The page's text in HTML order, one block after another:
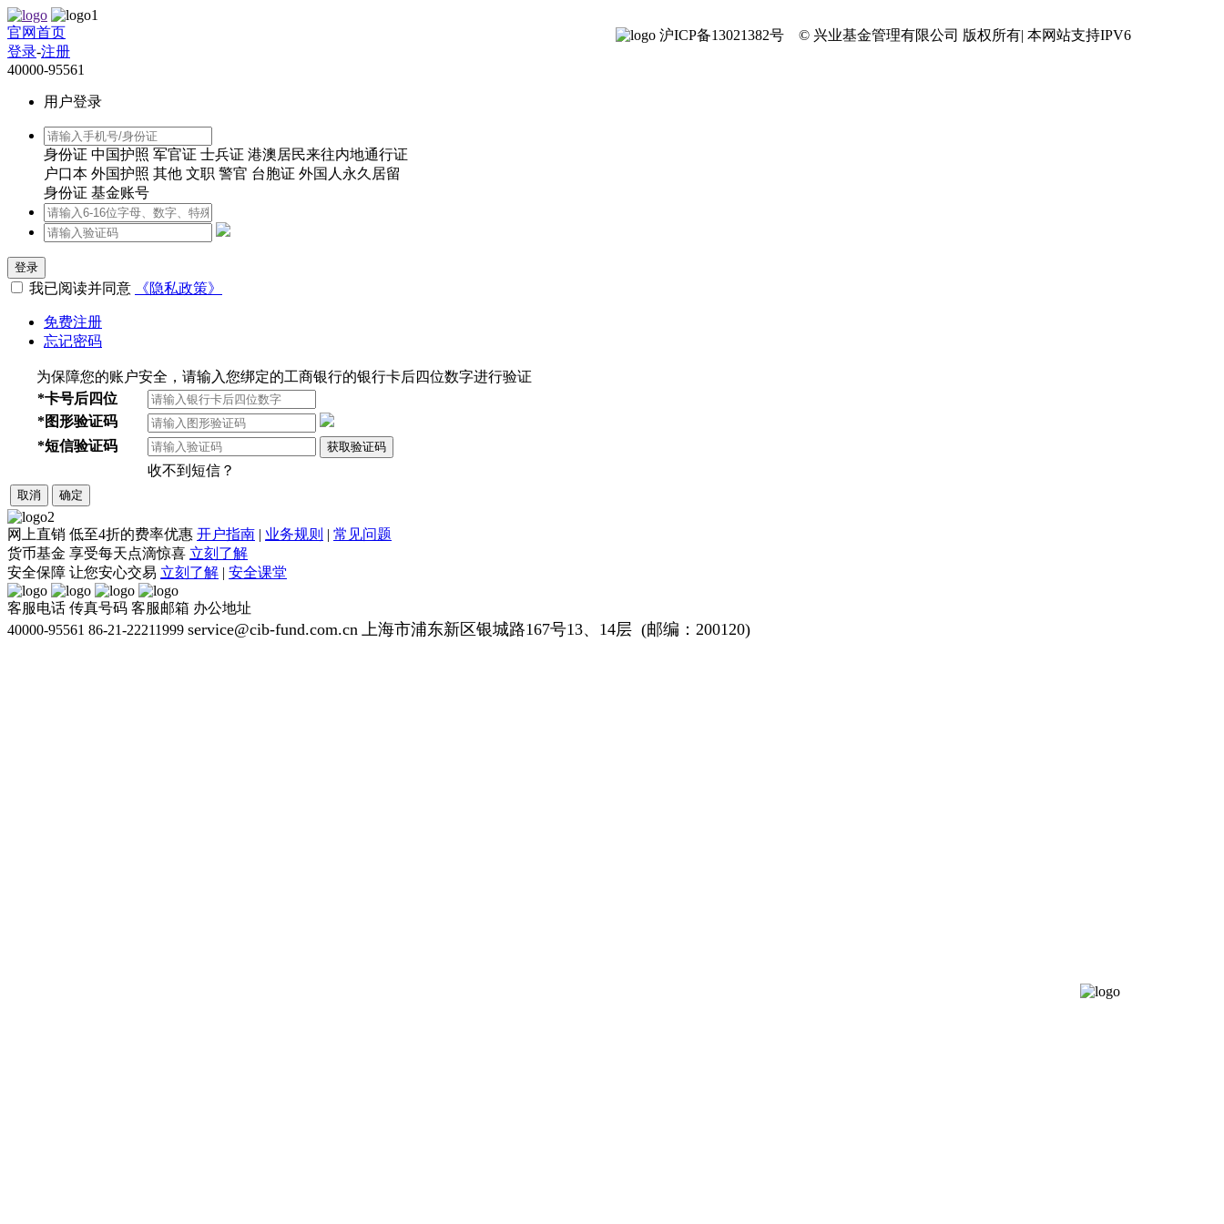
官网首页
登录-注册
40000-95561
用户登录
身份证 中国护照 军官证 士兵证 港澳居民来往内地通行证
户口本 外国护照 其他 文职 警官 台胞证 外国人永久居留
身份证 基金账号
登录
我已阅读并同意 《隐私政策》
免费注册
忘记密码
为保障您的账户安全，请输入您绑定的工商银行的银行卡后四位数字进行验证
*卡号后四位
*图形验证码
*短信验证码 获取验证码
收不到短信？
取消 确定
网上直销 低至4折的费率优惠 开户指南 | 业务规则 | 常见问题
货币基金 享受每天点滴惊喜 立刻了解
安全保障 让您安心交易 立刻了解 | 安全课堂
客服电话 传真号码 客服邮箱 办公地址
40000-95561 86-21-22211999 service@cib-fund.com.cn 上海市浦东新区银城路167号13、14层 (邮编：200120)
沪ICP备13021382号 © 兴业基金管理有限公司 版权所有| 本网站支持IPV6